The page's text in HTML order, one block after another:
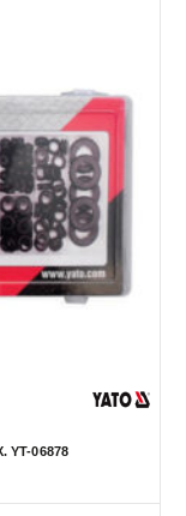
YT-06878